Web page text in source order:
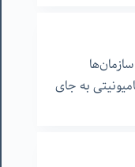
به جای